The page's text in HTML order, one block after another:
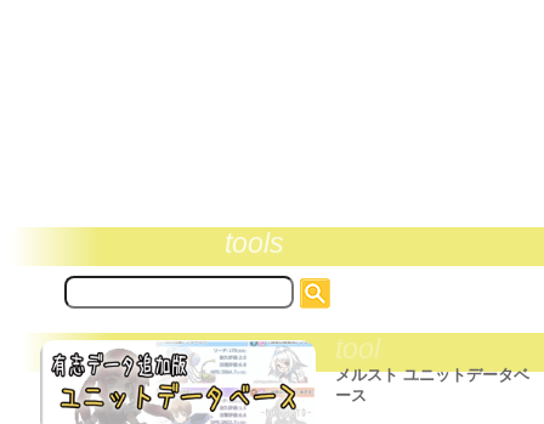
tools
サ
イ
内
検
索:
tool
メルスト ユニットデータベ
ース